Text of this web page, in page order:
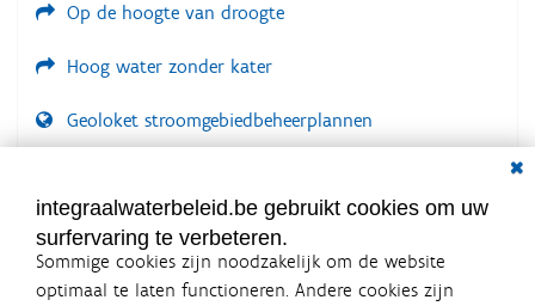
Op de hoogte van droogte
Hoog water zonder kater
Geoloket stroomgebiedbeheerplannen
LOGIN VEREIST
integraalwaterbeleid.be gebruikt cookies om uw
surfervaring te verbeteren.
Sommige cookies zijn noodzakelijk om de website
optimaal te laten functioneren. Andere cookies zijn